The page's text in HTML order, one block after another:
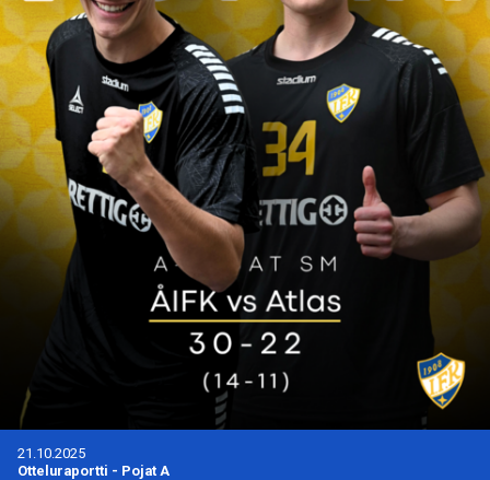
21.10.2025
Otteluraportti - Pojat A